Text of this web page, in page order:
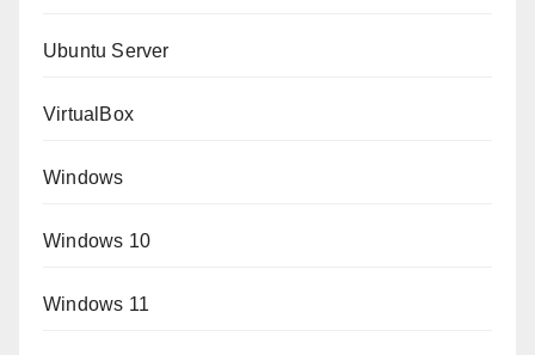
Ubuntu Server
VirtualBox
Windows
Windows 10
Windows 11